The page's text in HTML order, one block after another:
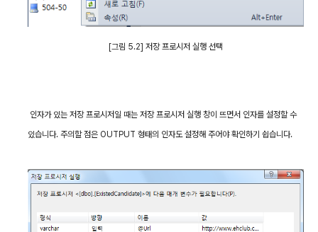
[그림 5.2]저장 프로시저 실행 선택
인자가 있는 저장 프로시저일 때는 저장 프로시저 실행 창이 뜨면서 인자를 설정할 수
있습니다. 주의할 점은OUTPUT 형태의 인자도 설정해 주어야 확인하기 쉽습니다.